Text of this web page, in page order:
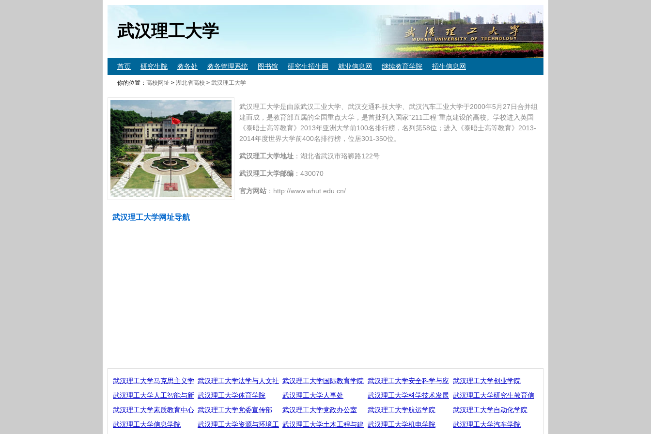
武汉理工大学
首页 研究生院 教务处 教务管理系统 图书馆 研究生招生网 就业信息网 继续教育学院 招生信息网
你的位置： 高校网址 > 湖北省高校 > 武汉理工大学
武汉理工大学是由原武汉工业大学、武汉交通科技大学、武汉汽车工业大学于2000年5月27日合并组
建而成，是教育部直属的全国重点大学，是首批列入国家“211工程”重点建设的高校。学校进入英国
《泰晤士高等教育》2013年亚洲大学前100名排行榜，名列第58位；进入《泰晤士高等教育》2013-
2014年度世界大学前400名排行榜，位居301-350位。
武汉理工大学地址 ：湖北省武汉市珞狮路122号
武汉理工大学邮编 ：430070
官方网站 ：http://www.whut.edu.cn/
武汉理工大学网址导航
武汉理工大学马克思主义学 武汉理工大学法学与人文社 武汉理工大学国际教育学院 武汉理工大学安全科学与应 武汉理工大学创业学院
武汉理工大学人工智能与新 武汉理工大学体育学院 武汉理工大学人事处 武汉理工大学科学技术发展 武汉理工大学研究生教育信
武汉理工大学素质教育中心 武汉理工大学党委宣传部 武汉理工大学党政办公室 武汉理工大学航运学院
武汉理工大学自动化学院
武汉理工大学信息学院
武汉理工大学资源与环境工 武汉理工大学土木工程与建 武汉理工大学机电学院 武汉理工大学汽车学院